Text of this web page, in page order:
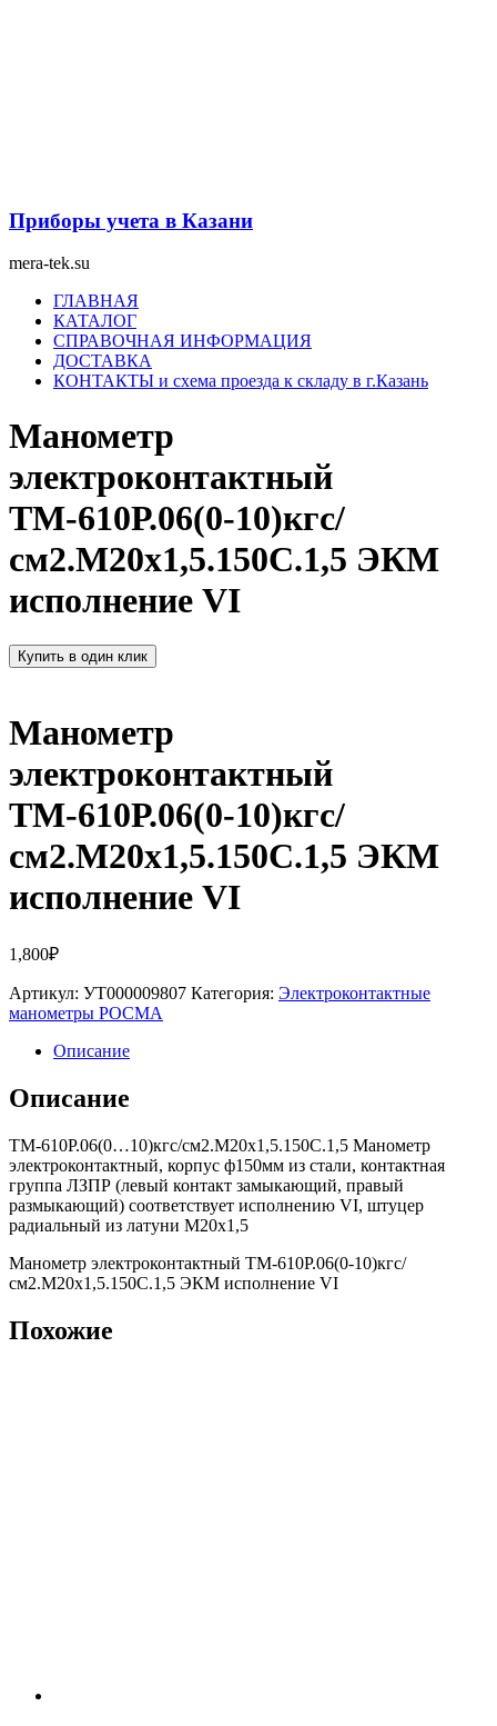
Приборы учета в Казани
mera-tek.su
МенюГЛАВНАЯ
КАТАЛОГ
СПРАВОЧНАЯ ИНФОРМАЦИЯ
ДОСТАВКА
КОНТАКТЫ и схема проезда к складу в г.Казань
Манометр
электроконтактный
ТМ-610Р.06(0-10)кгс/
см2.M20x1,5.150С.1,5 ЭКМ
исполнение VI
Купить в один клик
Манометр
электроконтактный
ТМ-610Р.06(0-10)кгс/
см2.M20x1,5.150С.1,5 ЭКМ
исполнение VI
1,800₽
Артикул: УТ000009807 Категория: Электроконтактные
манометры РОСМА
Описание
Описание
ТМ-610Р.06(0…10)кгс/см2.M20x1,5.150С.1,5 Манометр
электроконтактный, корпус ф150мм из стали, контактная
группа ЛЗПР (левый контакт замыкающий, правый
размыкающий) соответствует исполнению VI, штуцер
радиальный из латуни М20х1,5
Манометр электроконтактный ТМ-610Р.06(0-10)кгс/
см2.M20x1,5.150С.1,5 ЭКМ исполнение VI
Похожие